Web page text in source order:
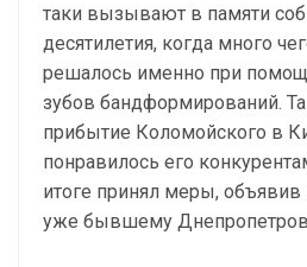
таки вызывают в памяти
десятилетия, когда много
решалось именно при
зубов бандформирований.
прибытие Коломойского в
понравилось его
итоге принял меры,
уже бывшему